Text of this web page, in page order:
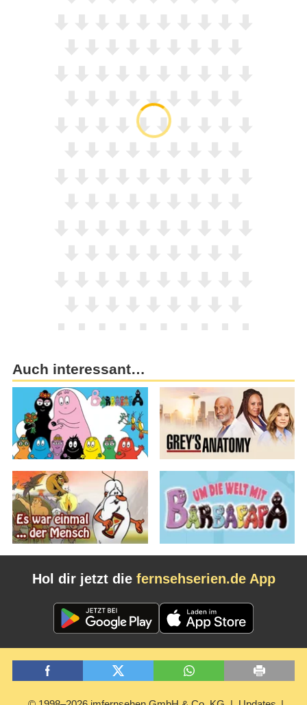
Auch interessant…
Hol dir jetzt die fernsehserien.de App